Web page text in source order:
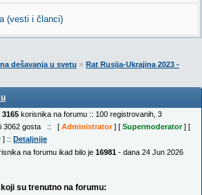
(vesti i članci)
dešavanja u svetu » Rat Rusija-Ukrajina 2023 -
3165 korisnika na forumu :: 100 registrovanih, 3
i 3062 gosta :: [ Administrator] [ Supermoderator] [
] :: Detaljnije
na forumu ikad bilo je 16981 - dana 24 Jun 2026
su trenutno na forumu: